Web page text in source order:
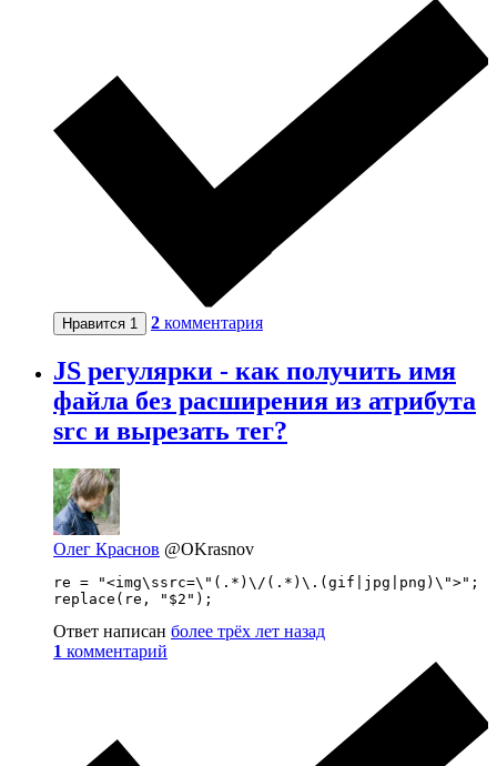
Нравится 1 2 комментария
JS регулярки - как получить имя
файла без расширения из атрибута
src и вырезать тег?
Олег Краснов @OKrasnov
re = "<img\ssrc=\"(.*)\/(.*)\.(gif|jpg|png)\">";
replace(re, "$2");
Ответ написан более трёх лет назад
1 комментарий